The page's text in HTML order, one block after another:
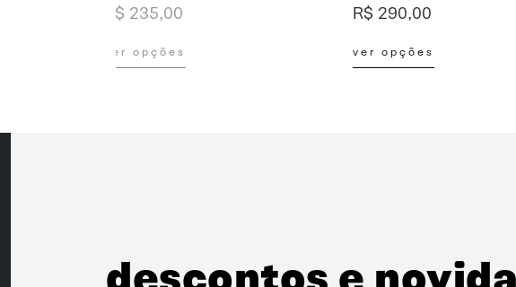
R$ 290,00
ver opções
R$ 95,00
ver opções